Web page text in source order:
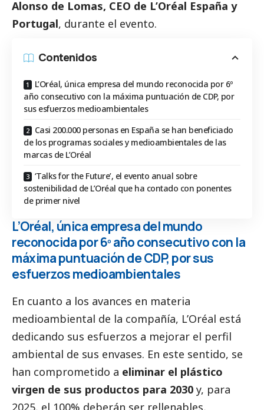
Alonso de Lomas, CEO de L’Oréal España y
Portugal, durante el evento.
Contenidos
L’Oréal, única empresa del mundo reconocida por 6º
año consecutivo con la máxima puntuación de CDP, por
sus esfuerzos medioambientales
Casi 200.000 personas en España se han beneficiado
de los programas sociales y medioambientales de las
marcas de L’Oréal
‘Talks for the Future’, el evento anual sobre
sostenibilidad de L’Oréal que ha contado con ponentes
de primer nivel
L’Oréal, única empresa del mundo
reconocida por 6º año consecutivo con la
máxima puntuación de CDP, por sus
esfuerzos medioambientales
En cuanto a los avances en materia
medioambiental de la compañía, L’Oréal está
dedicando sus esfuerzos a mejorar el perfil
ambiental de sus envases. En este sentido, se
han comprometido a eliminar el plástico
virgen de sus productos para 2030 y, para
2025, el 100% deberán ser rellenables,